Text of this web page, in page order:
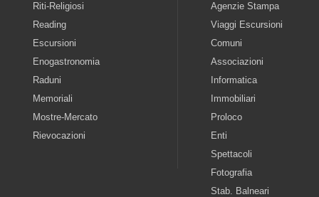
Riti-Religiosi
Reading
Escursioni
Enogastronomia
Raduni
Memoriali
Mostre-Mercato
Rievocazioni
Agenzie Stampa
Viaggi Escursioni
Comuni
Associazioni
Informatica
Immobiliari
Proloco
Enti
Spettacoli
Fotografia
Stab. Balneari